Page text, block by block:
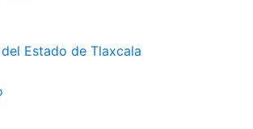
Estado de Tlaxcala